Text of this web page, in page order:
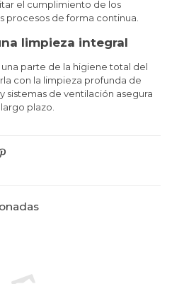
el cumplimiento de los
procesos de forma continua.
limpieza integral
parte de la higiene total del
con la limpieza profunda de
sistemas de ventilación asegura
plazo.